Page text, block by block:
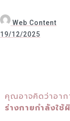
Web Content
19/12/2025
คุณอาจคิดว่าอาก
ร่างกายกำลังใช้